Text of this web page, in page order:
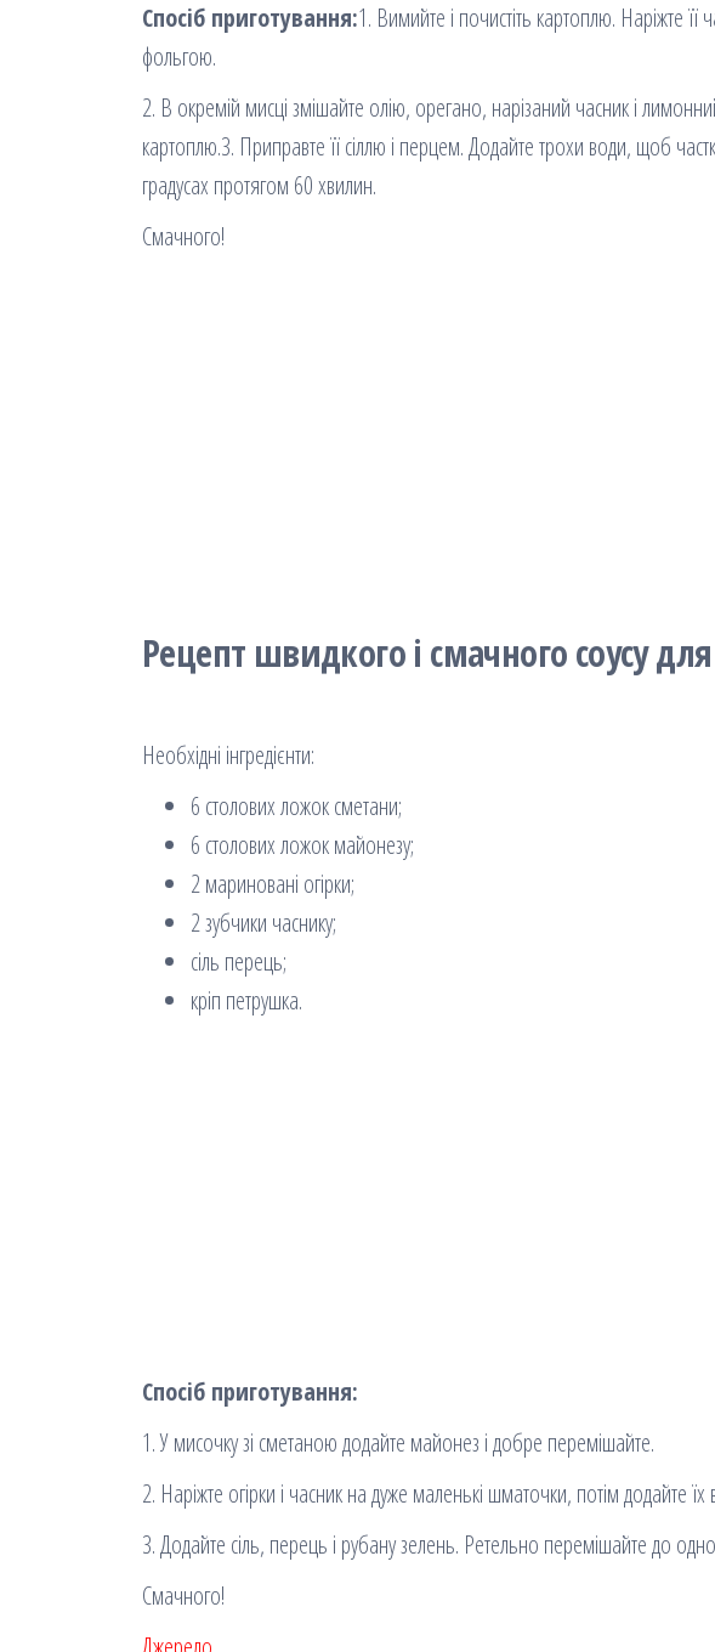
Спосіб приготування:1. Вимийте і почистіть картоплю. Наріжте
фольгою.
2. В окремій мисці змішайте олію, орегано, нарізаний часник і
картоплю.3. Приправте її сіллю і перцем. Додайте трохи води, щоб
градусах протягом 60 хвилин.
Смачного!
Рецепт швидкого і смачного соусу
Необхідні інгредієнти:
6 столових ложок сметани;
6 столових ложок майонезу;
2 мариновані огірки;
2 зубчики часнику;
сіль перець;
кріп петрушка.
Спосіб приготування:
1. У мисочку зі сметаною додайте майонез і добре перемішайте.
2. Наріжте огірки і часник на дуже маленькі шматочки, потім додайте їх
3. Додайте сіль, перець і рубану зелень. Ретельно перемішайте до
Смачного!